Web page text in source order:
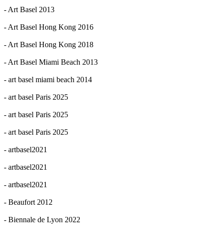
- Art Basel 2013
- Art Basel Hong Kong 2016
- Art Basel Hong Kong 2018
- Art Basel Miami Beach 2013
- art basel miami beach 2014
- art basel Paris 2025
- art basel Paris 2025
- art basel Paris 2025
- artbasel2021
- artbasel2021
- artbasel2021
- Beaufort 2012
- Biennale de Lyon 2022